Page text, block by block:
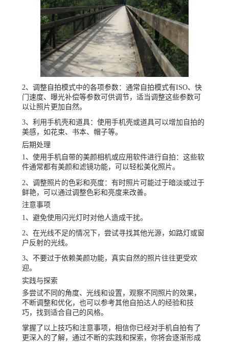
2、调整自拍模式中的各项参数：通常自拍模式有ISO、快
门速度、曝光补偿等参数可供调节，适当调整这些参数可
以让照片更加自然。
3、利用手机壳和道具：使用手机壳或道具可以增加自拍的
美感，如花束、书本、帽子等。
后期处理
1、使用手机自带的美颜相机或应用软件进行自拍：这些软
件通常都有美颜和滤镜功能，可以轻松美化照片。
2、调整照片的色彩和亮度：有时照片可能过于暗淡或过于
鲜艳，可以通过调整色彩和亮度来改善。
注意事项
1、避免使用闪光灯时对他人造成干扰。
2、在光线不足的情况下，尝试寻找其他光源，如路灯或窗
户反射的光线。
3、不要过于依赖美颜功能，真实自然的照片往往更受欢
迎。
实践与探索
多尝试不同的角度、光线和设置，观察不同照片的效果，
不断调整和优化，也可以参考其他自拍达人的经验和技
巧，找到适合自己的风格。
掌握了以上技巧和注意事项，相信你已经对手机自拍有了
更深入的了解，通过不断的实践和探索，你将会逐渐形成